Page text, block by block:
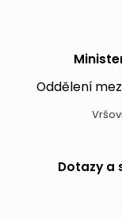
Oddělení
Dotazy a